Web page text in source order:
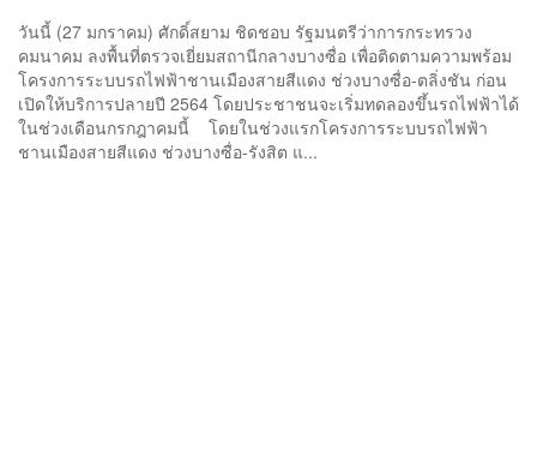
วันนี้ (27 มกราคม) ศักดิ์สยาม ชิดชอบ รัฐมนตรีว่าการกระทรวง
คมนาคม ลงพื้นที่ตรวจเยี่ยมสถานีกลางบางซื่อ เพื่อติดตามความพร้อม
โครงการระบบรถไฟฟ้าชานเมืองสายสีแดง ช่วงบางซื่อ-ตลิ่งชัน ก่อน
เปิดให้บริการปลายปี 2564 โดยประชาชนจะเริ่มทดลองขึ้นรถไฟฟ้าได้
ในช่วงเดือนกรกฎาคมนี้ โดยในช่วงแรกโครงการระบบรถไฟฟ้า
ชานเมืองสายสีแดง ช่วงบางซื่อ-รังสิต แ...